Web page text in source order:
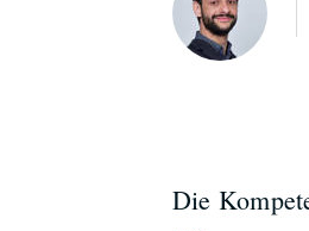
Die